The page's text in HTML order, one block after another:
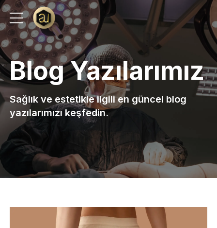
Blog Yazılarımız
Sağlık ve estetikle ilgili en güncel blog
yazılarımızı keşfedin.